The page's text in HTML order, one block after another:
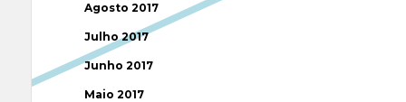
Agosto 2017
Julho 2017
Junho 2017
Maio 2017